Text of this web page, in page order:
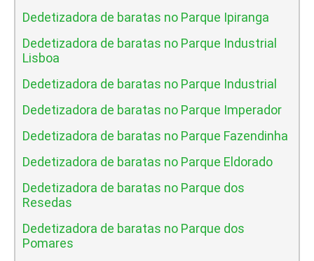
Dedetizadora de baratas no Parque Ipiranga
Dedetizadora de baratas no Parque Industrial
Lisboa
Dedetizadora de baratas no Parque Industrial
Dedetizadora de baratas no Parque Imperador
Dedetizadora de baratas no Parque Fazendinha
Dedetizadora de baratas no Parque Eldorado
Dedetizadora de baratas no Parque dos
Resedas
Dedetizadora de baratas no Parque dos
Pomares